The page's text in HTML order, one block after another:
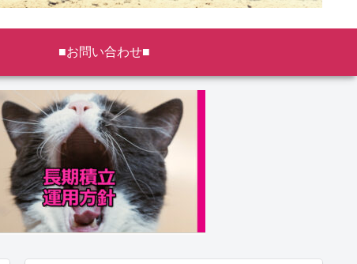
■お問い合わせ■